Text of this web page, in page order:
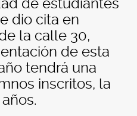
de estudiantes
dio cita en
la calle 30,
de esta
tendrá una
inscritos, la